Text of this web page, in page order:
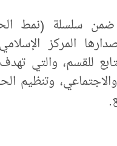
ضمن سلسلة (نمط
المركز
للقسم، والتي
وتنظيم